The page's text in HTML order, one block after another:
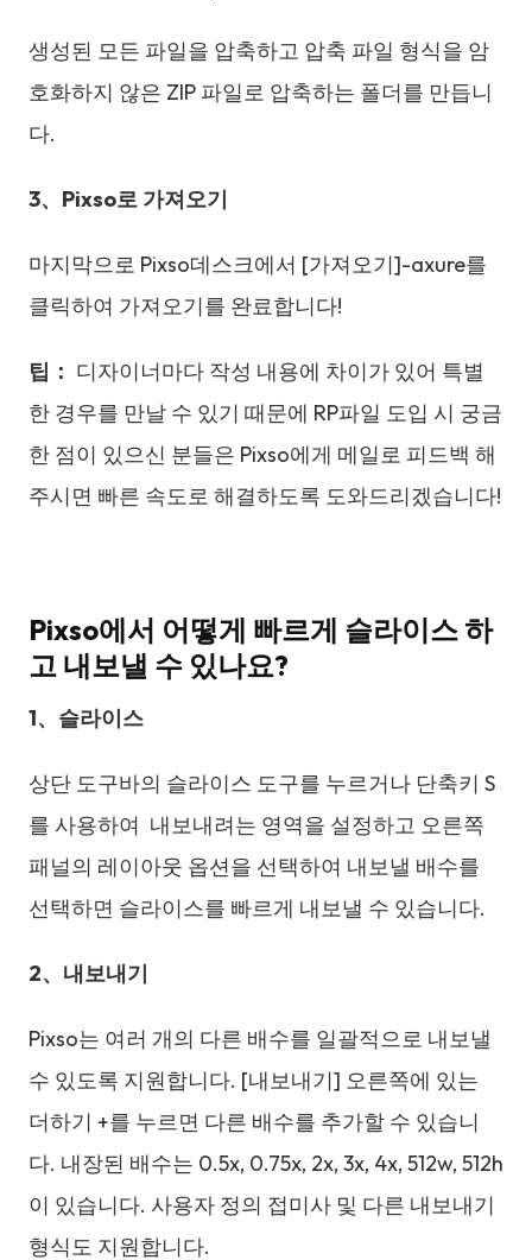
생성된 모든 파일을 압축하고 압축 파일 형식을 암
호화하지 않은 ZIP 파일로 압축하는 폴더를 만듭니
다.
3、 Pixso로 가져오기
마지막으로 Pixso데스크에서 [가져오기]-axure를
클릭하여 가져오기를 완료합니다!
팁 ： 디자이너마다 작성 내용에 차이가 있어 특별
한 경우를 만날 수 있기 때문에 RP파일 도입 시 궁금
한 점이 있으신 분들은 Pixso에게 메일로 피드백 해
주시면 빠른 속도로 해결하도록 도와드리겠습니다!
Pixso에서 어떻게 빠르게 슬라이스 하
고 내보낼 수 있나요?
1、 슬라이스
상단 도구바의 슬라이스 도구를 누르거나 단축키 S
를 사용하여 내보내려는 영역을 설정하고 오른쪽
패널의 레이아웃 옵션을 선택하여 내보낼 배수를
선택하면 슬라이스를 빠르게 내보낼 수 있습니다.
2、 내보내기
Pixso는 여러 개의 다른 배수를 일괄적으로 내보낼
수 있도록 지원합니다. [내보내기] 오른쪽에 있는
더하기 +를 누르면 다른 배수를 추가할 수 있습니
다. 내장된 배수는 0.5x, 0.75x, 2x, 3x, 4x, 512w, 512h
이 있습니다. 사용자 정의 접미사 및 다른 내보내기
형식도 지원합니다.